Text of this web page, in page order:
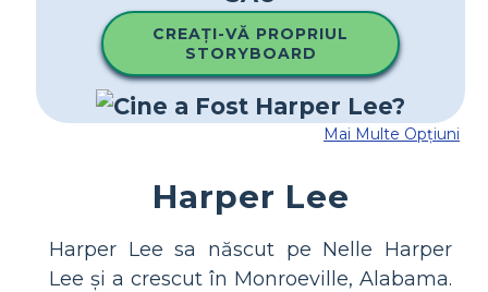
CREAȚI-VĂ PROPRIUL
STORYBOARD
Mai Multe Opțiuni
Harper Lee
Harper Lee sa născut pe Nelle Harper
Lee și a crescut în Monroeville, Alabama.